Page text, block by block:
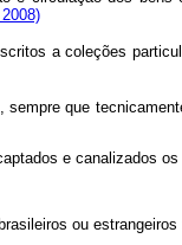
a coleções
que
e canalizados
ou estrangeiros